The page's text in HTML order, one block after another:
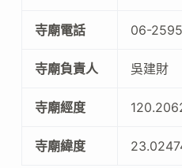
寺廟電話 06-
寺廟負責人 吳建財
寺廟經度
寺廟緯度